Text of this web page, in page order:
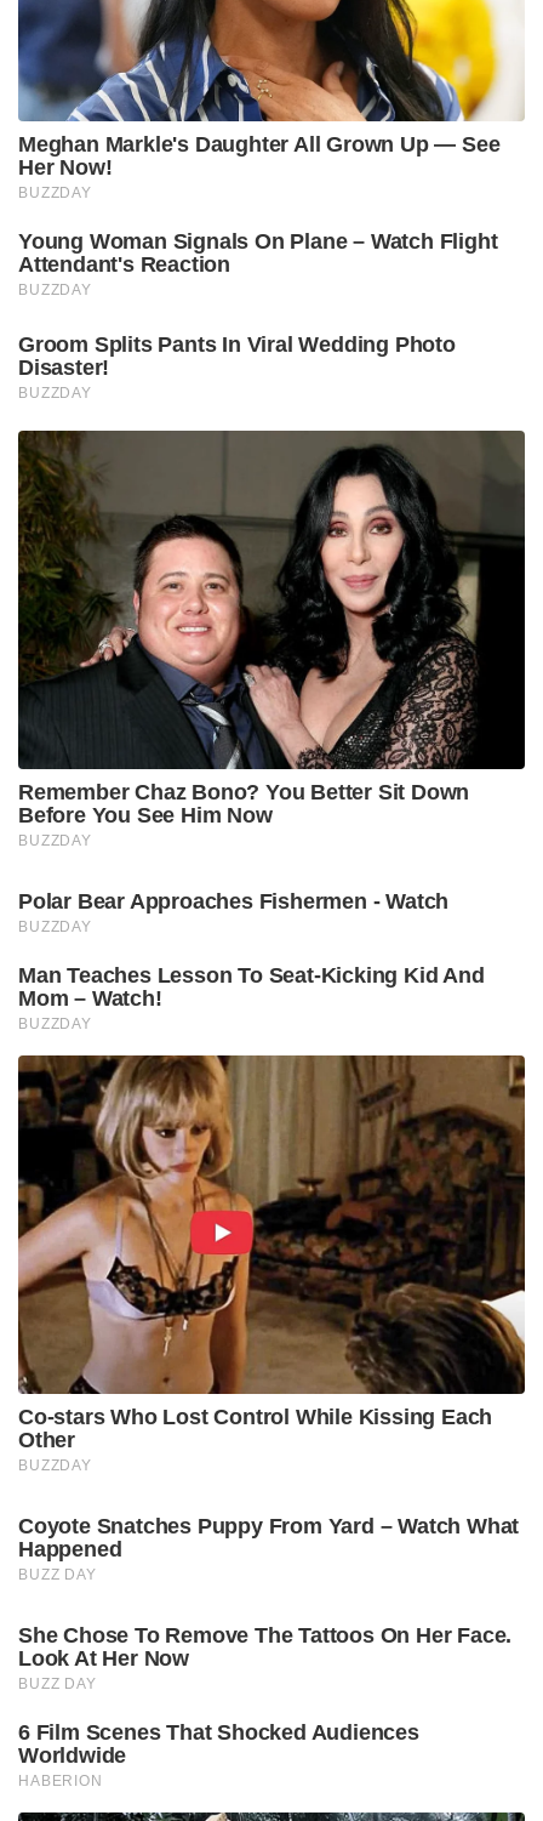
Meghan Markle's Daughter All Grown Up — See
Her Now!
BUZZDAY
Young Woman Signals On Plane – Watch Flight
Attendant's Reaction
BUZZDAY
Groom Splits Pants In Viral Wedding Photo
Disaster!
BUZZDAY
Remember Chaz Bono? You Better Sit Down
Before You See Him Now
BUZZDAY
Polar Bear Approaches Fishermen - Watch
BUZZDAY
Man Teaches Lesson To Seat-Kicking Kid And
Mom – Watch!
BUZZDAY
Co-stars Who Lost Control While Kissing Each
Other
BUZZDAY
Coyote Snatches Puppy From Yard – Watch What
Happened
BUZZ DAY
She Chose To Remove The Tattoos On Her Face.
Look At Her Now
BUZZ DAY
6 Film Scenes That Shocked Audiences
Worldwide
HABERION